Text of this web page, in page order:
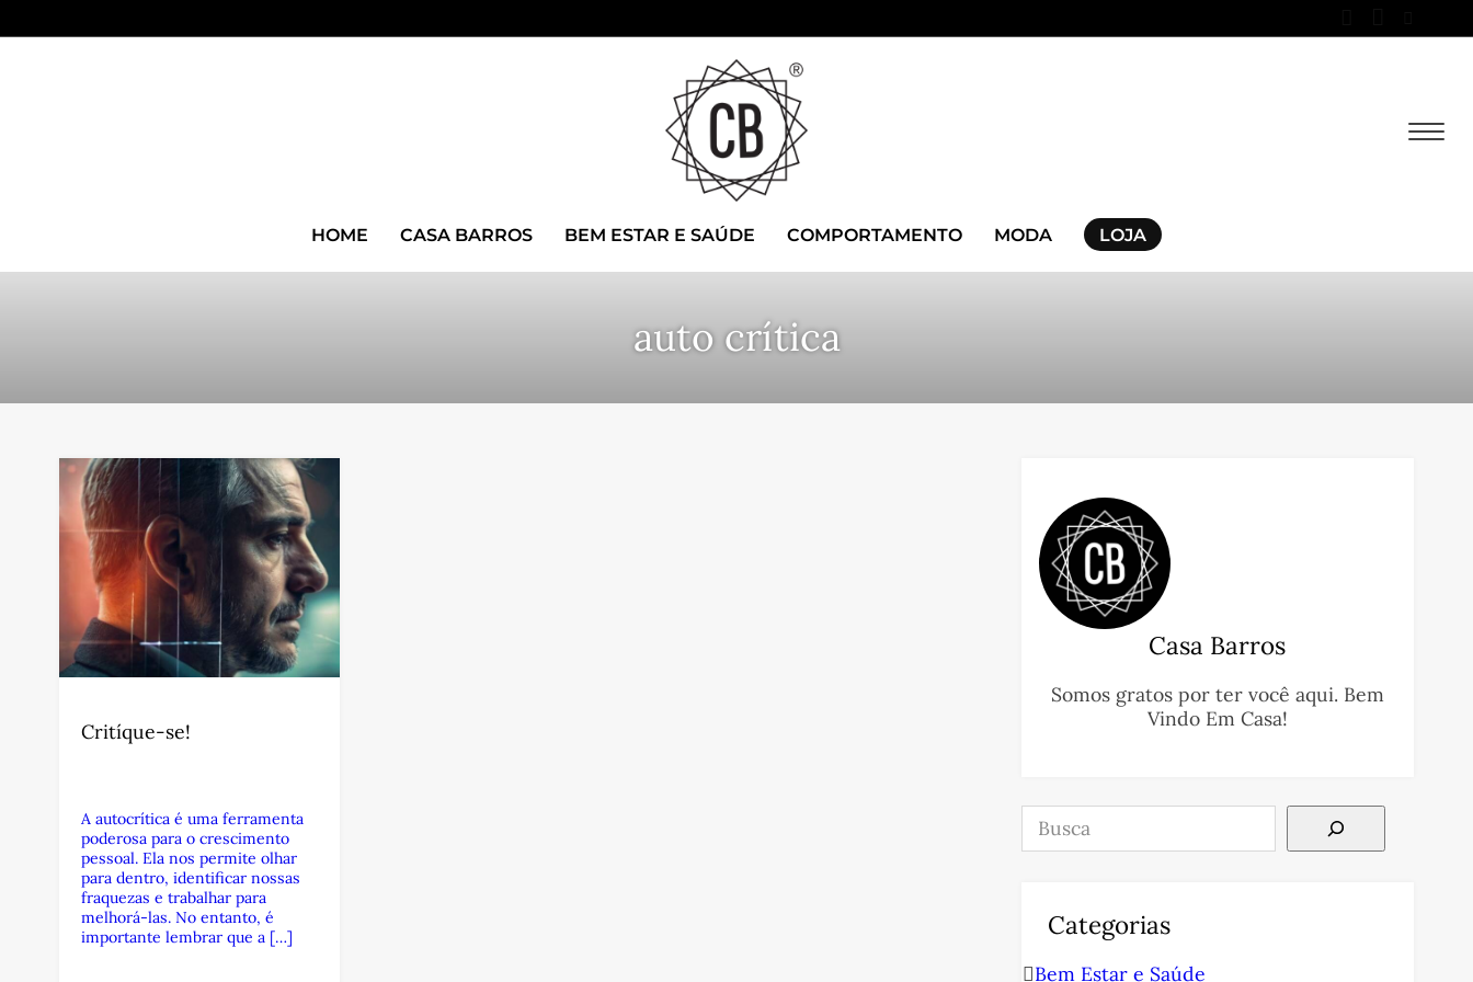
HOME CASA BARROS BEM ESTAR E SAÚDE COMPORTAMENTO MODA LOJA
auto crítica
Critíque-se!
A autocrítica é uma ferramenta
poderosa para o crescimento
pessoal. Ela nos permite olhar
para dentro, identificar nossas
fraquezas e trabalhar para
melhorá-las. No entanto, é
importante lembrar que a […]
Casa Barros
Somos gratos por ter você aqui. Bem
Vindo Em Casa!
Pesquisar
Categorias
Bem Estar e Saúde